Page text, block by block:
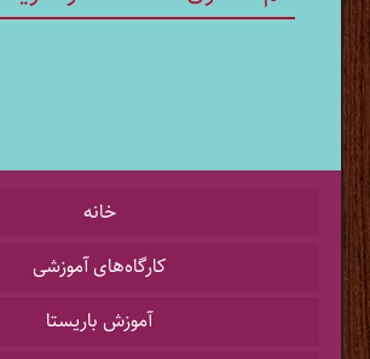
خانه
کارگاه‌‌های آموزشی
آموزش باریستا